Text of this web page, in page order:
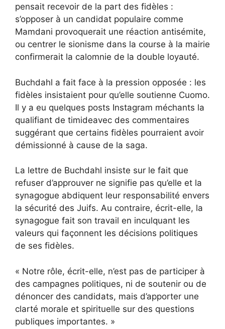
pensait recevoir de la part des fidèles :
s’opposer à un candidat populaire comme
Mamdani provoquerait une réaction antisémite,
ou centrer le sionisme dans la course à la mairie
confirmerait la calomnie de la double loyauté.
Buchdahl a fait face à la pression opposée : les
fidèles insistaient pour qu’elle soutienne Cuomo.
Il y a eu quelques posts Instagram méchants la
qualifiant de timideavec des commentaires
suggérant que certains fidèles pourraient avoir
démissionné à cause de la saga.
La lettre de Buchdahl insiste sur le fait que
refuser d’approuver ne signifie pas qu’elle et la
synagogue abdiquent leur responsabilité envers
la sécurité des Juifs. Au contraire, écrit-elle, la
synagogue fait son travail en inculquant les
valeurs qui façonnent les décisions politiques
de ses fidèles.
« Notre rôle, écrit-elle, n’est pas de participer à
des campagnes politiques, ni de soutenir ou de
dénoncer des candidats, mais d’apporter une
clarté morale et spirituelle sur des questions
publiques importantes. »